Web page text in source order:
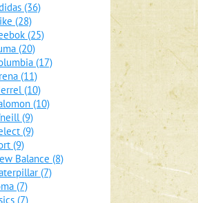
(36)
(28)
(25)
(20)
(17)
(11)
(10)
(10)
(9)
(9)
(9)
Balance (8)
(7)
(7)
(7)